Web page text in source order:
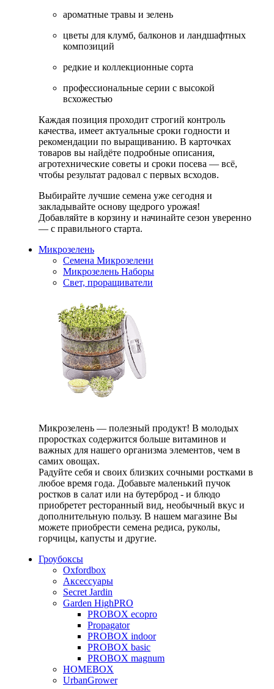
ароматные травы и зелень
цветы для клумб, балконов и ландшафтных
композиций
редкие и коллекционные сорта
профессиональные серии с высокой
всхожестью
Каждая позиция проходит строгий контроль
качества, имеет актуальные сроки годности и
рекомендации по выращиванию. В карточках
товаров вы найдёте подробные описания,
агротехнические советы и сроки посева — всё,
чтобы результат радовал с первых всходов.
Выбирайте лучшие семена уже сегодня и
закладывайте основу щедрого урожая!
Добавляйте в корзину и начинайте сезон уверенно
— с правильного старта.
Микрозелень
Семена Микрозелени
Микрозелень Наборы
Свет, проращиватели
Микрозелень — полезный продукт! В молодых
проростках содержится больше витаминов и
важных для нашего организма элементов, чем в
самих овощах.
Радуйте себя и своих близких сочными ростками в
любое время года. Добавьте маленький пучок
ростков в салат или на бутерброд - и блюдо
приобретет ресторанный вид, необычный вкус и
дополнительную пользу. В нашем магазине Вы
можете приобрести семена редиса, руколы,
горчицы, капусты и другие.
Гроубоксы
Oxfordbox
Аксессуары
Secret Jardin
Garden HighPRO
PROBOX ecopro
Propagator
PROBOX indoor
PROBOX basic
PROBOX magnum
HOMEBOX
UrbanGrower